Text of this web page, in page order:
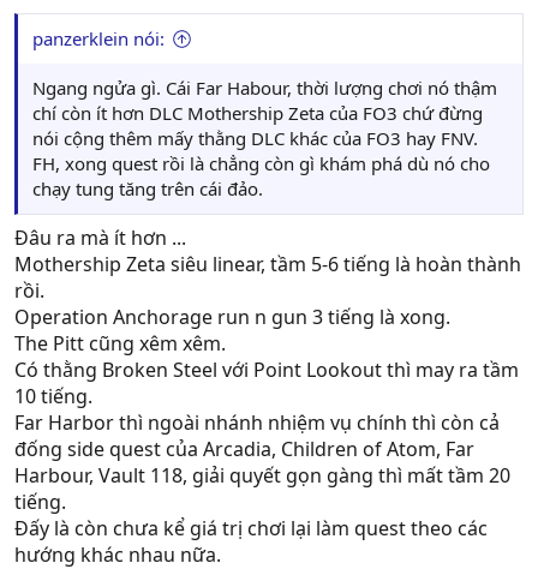
panzerklein nói:
Ngang ngửa gì. Cái Far Habour, thời lượng chơi nó thậm
chí còn ít hơn DLC Mothership Zeta của FO3 chứ đừng
nói cộng thêm mấy thằng DLC khác của FO3 hay FNV.
FH, xong quest rồi là chẳng còn gì khám phá dù nó cho
chạy tung tăng trên cái đảo.
Đâu ra mà ít hơn ...
Mothership Zeta siêu linear, tầm 5-6 tiếng là hoàn thành
rồi.
Operation Anchorage run n gun 3 tiếng là xong.
The Pitt cũng xêm xêm.
Có thằng Broken Steel với Point Lookout thì may ra tầm
10 tiếng.
Far Harbor thì ngoài nhánh nhiệm vụ chính thì còn cả
đống side quest của Arcadia, Children of Atom, Far
Harbour, Vault 118, giải quyết gọn gàng thì mất tầm 20
tiếng.
Đấy là còn chưa kể giá trị chơi lại làm quest theo các
hướng khác nhau nữa.